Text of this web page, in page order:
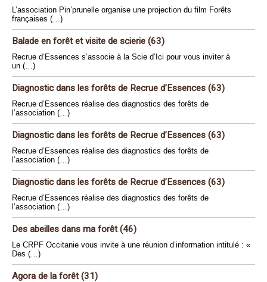
L’association Pin’prunelle organise une projection du film Forêts
françaises (…)
Balade en forêt et visite de scierie (63)
Recrue d’Essences s’associe à la Scie d’Ici pour vous inviter à
un (…)
Diagnostic dans les forêts de Recrue d’Essences (63)
Recrue d’Essences réalise des diagnostics des forêts de
l’association (…)
Diagnostic dans les forêts de Recrue d’Essences (63)
Recrue d’Essences réalise des diagnostics des forêts de
l’association (…)
Diagnostic dans les forêts de Recrue d’Essences (63)
Recrue d’Essences réalise des diagnostics des forêts de
l’association (…)
Des abeilles dans ma forêt (46)
Le CRPF Occitanie vous invite à une réunion d’information intitulé : «
Des (…)
Agora de la forêt (31)